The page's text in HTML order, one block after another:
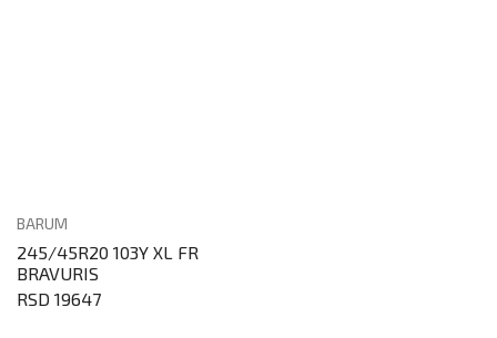
BARUM
245/45R20 103Y XL FR
BRAVURIS
RSD 19647